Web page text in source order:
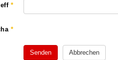
*
*
Senden Abbrechen